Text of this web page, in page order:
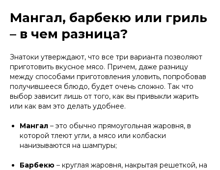
Мангал, барбекю или гриль
– в чем разница?
Знатоки утверждают, что все три варианта позволяют
приготовить вкусное мясо. Причем, даже разницу
между способами приготовления уловить, попробовав
получившееся блюдо, будет очень сложно. Так что
выбор зависит лишь от того, как вы привыкли жарить
или как вам это делать удобнее.
Мангал – это обычно прямоугольная жаровня, в
которой тлеют угли, а мясо или колбаски
нанизываются на шампуры;
Барбекю – круглая жаровня, накрытая решеткой, на